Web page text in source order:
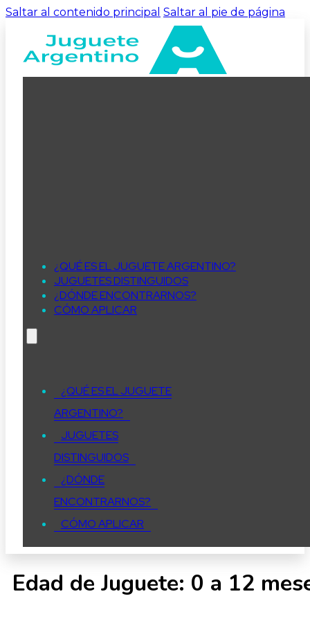
Saltar al contenido principal Saltar al pie de página
¿QUÉ ES EL JUGUETE ARGENTINO?
JUGUETES DISTINGUIDOS
¿DÓNDE ENCONTRARNOS?
CÓMO APLICAR
¿QUÉ ES EL JUGUETE
ARGENTINO?
JUGUETES
DISTINGUIDOS
¿DÓNDE
ENCONTRARNOS?
CÓMO APLICAR
Edad de Juguete: 0 a 12